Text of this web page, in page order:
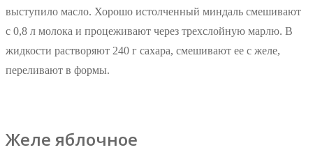
выступило масло. Хорошо истолченный миндаль смешивают
с 0,8 л молока и процеживают через трехслойную марлю. В
жидкости растворяют 240 г сахара, смешивают ее с желе,
переливают в формы.
Желе яблочное